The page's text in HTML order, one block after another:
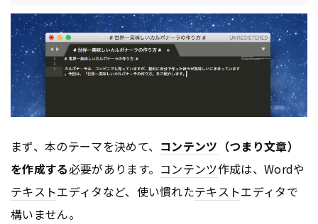
まず、本のテーマを決めて、 コンテンツ （つまり文章）
を作成する必要があります。 コンテンツ作成は、Wordや
テキストエディタなど、使い慣れたテキストエディタで
構いません。